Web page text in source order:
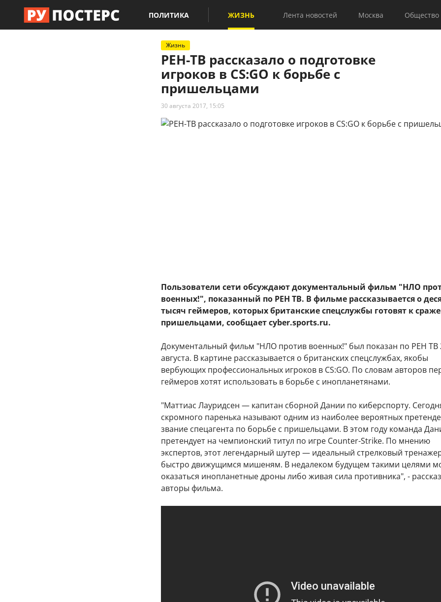
ПОЛИТИКА ЖИЗНЬ Лента новостей Москва Общество
Жизнь
РЕН-ТВ рассказало о подготовке
игроков в CS:GO к борьбе с
пришельцами
30 августа 2017, 15:05
Пользователи сети обсуждают документальный фильм "НЛО
военных!", показанный по РЕН ТВ. В фильме рассказывается о
тысяч геймеров, которых британские спецслужбы готовят к
пришельцами, сообщает cyber.sports.ru​.
Документальный фильм "НЛО против военных!" был показан по РЕН ТВ
августа. В картине рассказывается о британских спецслужбах, якобы
вербующих профессиональных игроков в CS:GO. По словам авторов
геймеров хотят использовать в борьбе с инопланетянами.
"Маттиас Лауридсен — капитан сборной Дании по киберспорту.
скромного паренька называют одним из наиболее вероятных
звание спецагента по борьбе с пришельцами. В этом году команда
претендует на чемпионский титул по игре Counter-Strike. По мнению
экспертов, этот легендарный шутер — идеальный стрелковый
быстро движущимся мишеням. В недалеком будущем такими целями
оказаться инопланетные дроны либо живая сила противника", -
авторы фильма.